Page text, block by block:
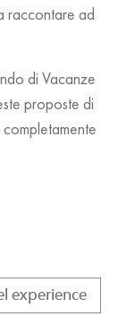
raccontare ad
di Vacanze
proposte di
experience